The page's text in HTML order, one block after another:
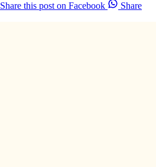
Share this post on Facebook
Share